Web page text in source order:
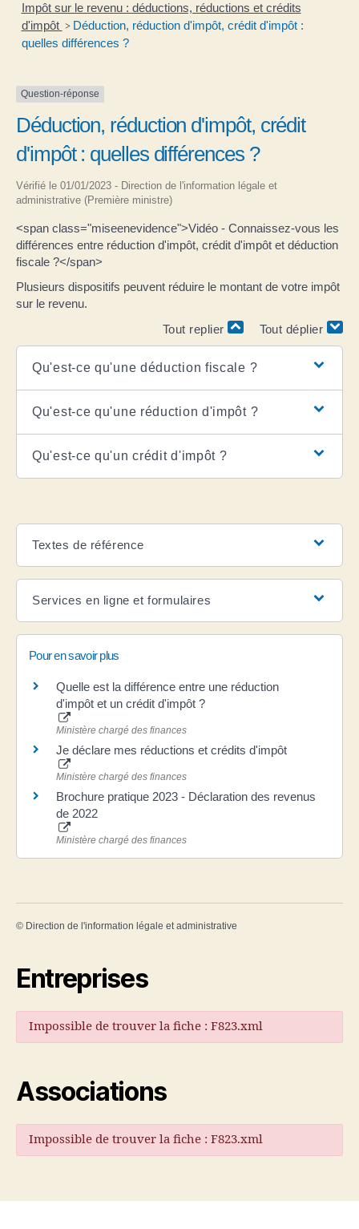
Impôt sur le revenu : déductions, réductions et crédits
d'impôt > Déduction, réduction d'impôt, crédit d'impôt :
quelles différences ?
Question-réponse
Déduction, réduction d'impôt, crédit
d'impôt : quelles différences ?
Vérifié le 01/01/2023 - Direction de l'information légale et
administrative (Première ministre)
<span class="miseenevidence">Vidéo - Connaissez-vous les
différences entre réduction d'impôt, crédit d'impôt et déduction
fiscale ?</span>
Plusieurs dispositifs peuvent réduire le montant de votre impôt
sur le revenu.
Tout replier
Tout déplier
Qu'est-ce qu'une déduction fiscale ?
Qu'est-ce qu'une réduction d'impôt ?
Qu'est-ce qu'un crédit d'impôt ?
Textes de référence
Services en ligne et formulaires
Pour en savoir plus
Quelle est la différence entre une réduction
d'impôt et un crédit d'impôt ?
Ministère chargé des finances
Je déclare mes réductions et crédits d'impôt
Ministère chargé des finances
Brochure pratique 2023 - Déclaration des revenus
de 2022
Ministère chargé des finances
© Direction de l'information légale et administrative
Entreprises
Impossible de trouver la fiche : F823.xml
Associations
Impossible de trouver la fiche : F823.xml